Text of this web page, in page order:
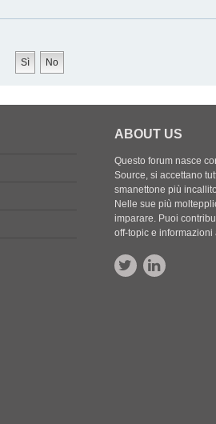
ABOUT US
Questo forum nasce
Source, si accettano
smanettone più
Nelle sue più
imparare. Puoi
off-topic e